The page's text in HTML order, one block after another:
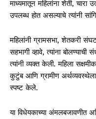
माध्यमातून महिलांना शेती, चारा
उपलब्ध होत असल्याचे त्यांनी
महिलांनी ग्रामसभा, शेतकरी
सहभागी व्हावे, त्यांना
त्यांनी व्यक्त केली. महिला
कुटुंब आणि ग्रामीण
स्पष्ट केले.
या विधेयकाच्या अंमलबजावणीत